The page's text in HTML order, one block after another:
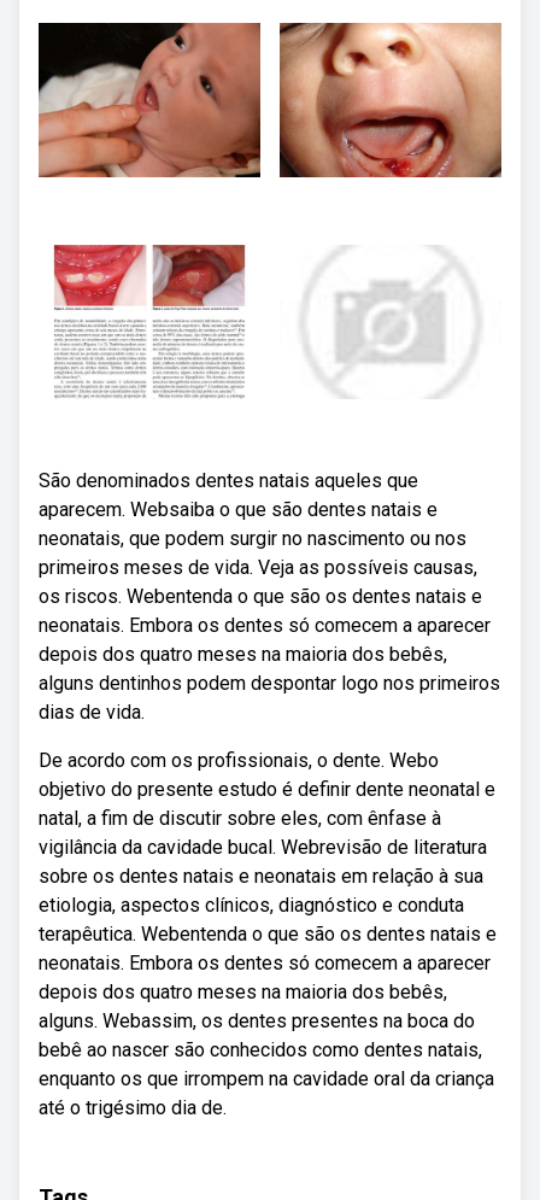
São denominados dentes natais aqueles que
aparecem. Websaiba o que são dentes natais e
neonatais, que podem surgir no nascimento ou nos
primeiros meses de vida. Veja as possíveis causas,
os riscos. Webentenda o que são os dentes natais e
neonatais. Embora os dentes só comecem a aparecer
depois dos quatro meses na maioria dos bebês,
alguns dentinhos podem despontar logo nos primeiros
dias de vida.
De acordo com os profissionais, o dente. Webo
objetivo do presente estudo é definir dente neonatal e
natal, a fim de discutir sobre eles, com ênfase à
vigilância da cavidade bucal. Webrevisão de literatura
sobre os dentes natais e neonatais em relação à sua
etiologia, aspectos clínicos, diagnóstico e conduta
terapêutica. Webentenda o que são os dentes natais e
neonatais. Embora os dentes só comecem a aparecer
depois dos quatro meses na maioria dos bebês,
alguns. Webassim, os dentes presentes na boca do
bebê ao nascer são conhecidos como dentes natais,
enquanto os que irrompem na cavidade oral da criança
até o trigésimo dia de.